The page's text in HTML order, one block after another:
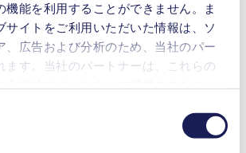
機能を利用することができません。ま
サイトをご利用いただいた情報は、ソ
、広告および分析のため、当社のパー
ます。当社のパートナーは、これらの
せる場合があります。お客様の同意登
トの末尾に記載されている「Cookies」
シート - 英語
1.200
明書 - 英語